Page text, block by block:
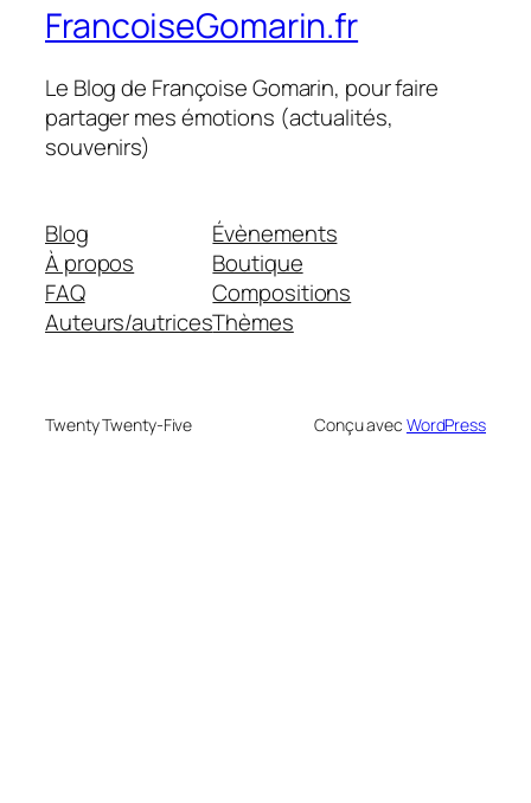
FrancoiseGomarin.fr
Le Blog de Françoise Gomarin, pour faire
partager mes émotions (actualités,
souvenirs)
Blog
À propos
FAQ
Auteurs/autrices
Évènements
Boutique
Compositions
Thèmes
Twenty Twenty-Five Conçu avec WordPress